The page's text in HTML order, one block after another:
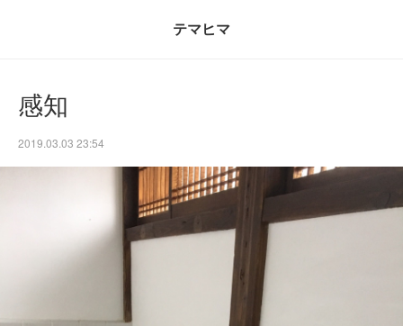
テマヒマ
感知
2019.03.03 23:54